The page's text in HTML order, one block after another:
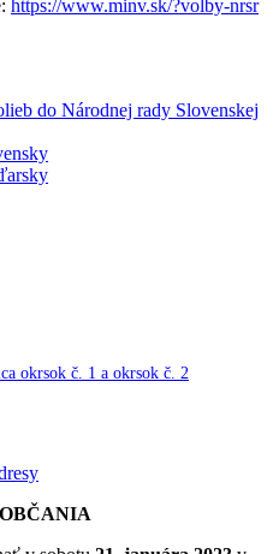
https://www.minv.sk/?volby-nrsr
do Národnej rady Slovenskej
okrsok č. 1 a okrsok č. 2